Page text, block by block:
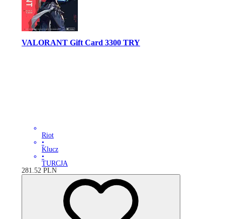
VALORANT Gift Card 3300 TRY
Riot
•
Klucz
•
TURCJA
281.52 PLN